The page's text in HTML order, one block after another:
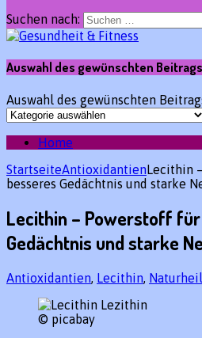
Suchen nach:
Auswahl des gewünschten
Auswahl des gewünschten
Home
StartseiteAntioxidantienLecithin
besseres Gedächtnis und starke
Lecithin – Powerstoff
Gedächtnis und starke
Antioxidantien, Lecithin,
© picabay